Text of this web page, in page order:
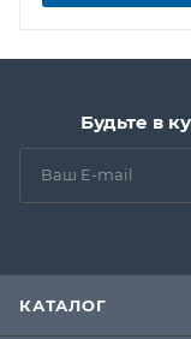
Будьте в
КАТАЛОГ